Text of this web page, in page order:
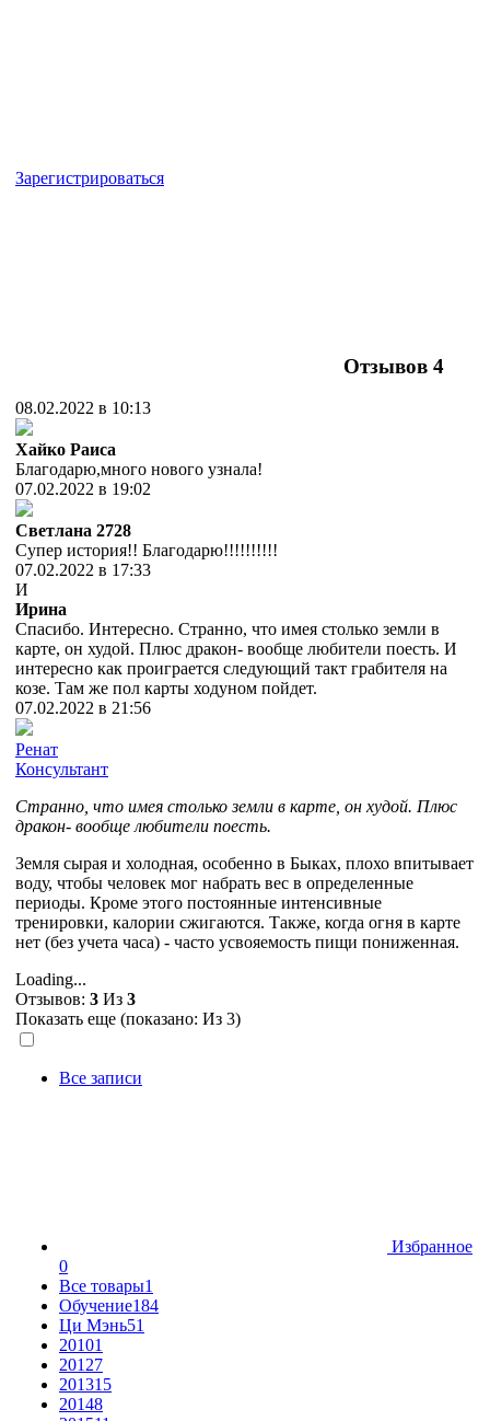
Зарегистрироваться
Отзывов 4
08.02.2022 в 10:13
Хайко Раиса
Благодарю,много нового узнала!
07.02.2022 в 19:02
Cветлана 2728
Супер история!! Благодарю!!!!!!!!!!
07.02.2022 в 17:33
И
Ирина
Спасибо. Интересно. Странно, что имея столько земли в
карте, он худой. Плюс дракон- вообще любители поесть. И
интересно как проиграется следующий такт грабителя на
козе. Там же пол карты ходуном пойдет.
07.02.2022 в 21:56
Ренат
Консультант
Странно, что имея столько земли в карте, он худой. Плюс
дракон- вообще любители поесть.
Земля сырая и холодная, особенно в Быках, плохо впитывает
воду, чтобы человек мог набрать вес в определенные
периоды. Кроме этого постоянные интенсивные
тренировки, калории сжигаются. Также, когда огня в карте
нет (без учета часа) - часто усвояемость пищи пониженная.
Loading...
Отзывов: 3 Из 3
Показать еще (показано: Из 3)
Все записи
Избранное
0
Все товары1
Обучение184
Ци Мэнь51
20101
20127
201315
20148